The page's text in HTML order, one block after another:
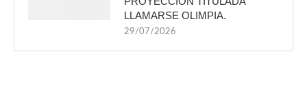
LLAMARSE OLIMPIA.
29/07/2026